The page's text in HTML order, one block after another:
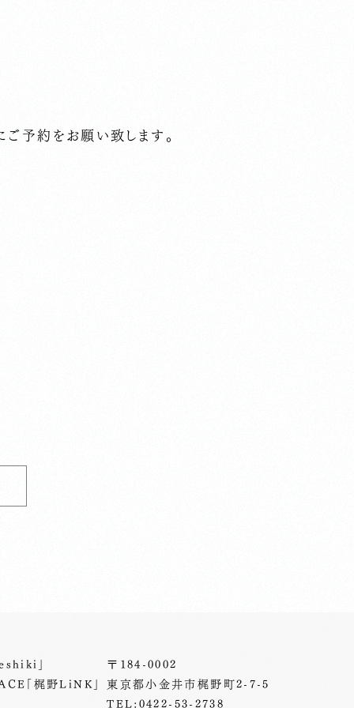
ご予約をお願い致します。
」
「梶野LiNK」
〒184-0002
東京都小金井市梶野町2-7-5
TEL:0422-53-2738